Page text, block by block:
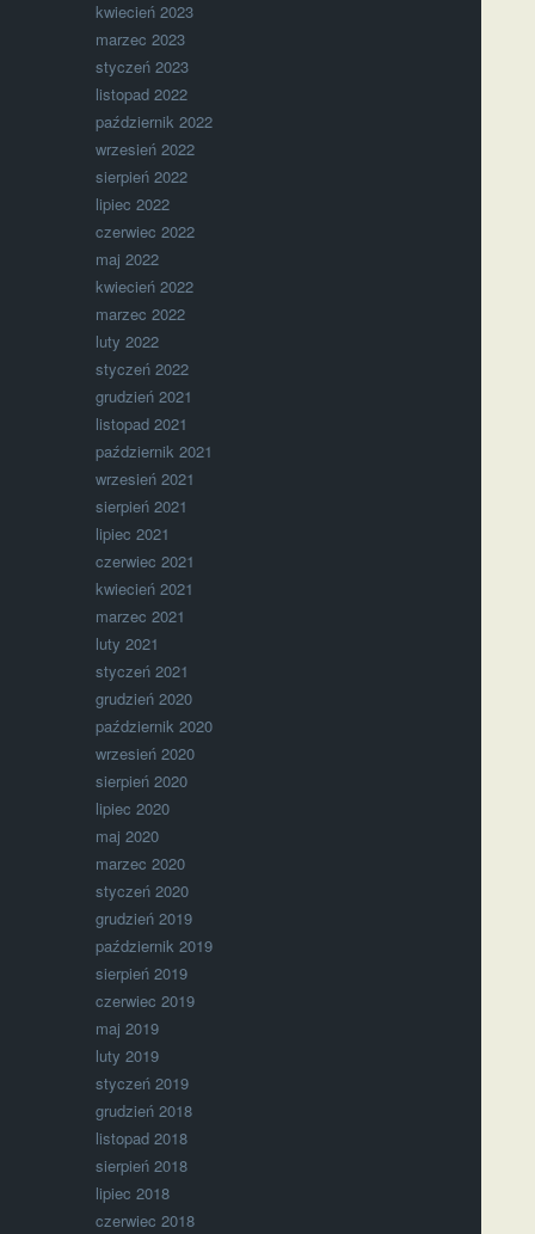
kwiecień 2023
marzec 2023
styczeń 2023
listopad 2022
październik 2022
wrzesień 2022
sierpień 2022
lipiec 2022
czerwiec 2022
maj 2022
kwiecień 2022
marzec 2022
luty 2022
styczeń 2022
grudzień 2021
listopad 2021
październik 2021
wrzesień 2021
sierpień 2021
lipiec 2021
czerwiec 2021
kwiecień 2021
marzec 2021
luty 2021
styczeń 2021
grudzień 2020
październik 2020
wrzesień 2020
sierpień 2020
lipiec 2020
maj 2020
marzec 2020
styczeń 2020
grudzień 2019
październik 2019
sierpień 2019
czerwiec 2019
maj 2019
luty 2019
styczeń 2019
grudzień 2018
listopad 2018
sierpień 2018
lipiec 2018
czerwiec 2018